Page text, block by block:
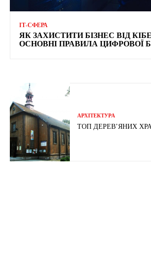
ІТ-СФЕРА
ЯК ЗАХИСТИТИ БІЗНЕС ВІД
ОСНОВНІ ПРАВИЛА ЦИФРОВОЇ
АРХІТЕКТУРА
ТОП ДЕРЕВ’ЯНИХ